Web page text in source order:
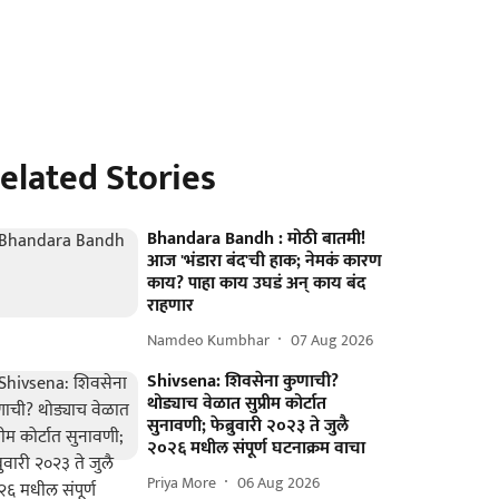
Stories
Bhandara Bandh : मोठी बातमी!
आज 'भंडारा बंद'ची हाक; नेमकं कारण
काय? पाहा काय उघडं अन् काय बंद
राहणार
Namdeo Kumbhar 07 Aug 2026
Shivsena: शिवसेना कुणाची?
थोड्याच वेळात सुप्रीम कोर्टात
सुनावणी; फेब्रुवारी २०२३ ते जुलै
२०२६ मधील संपूर्ण घटनाक्रम वाचा
Priya More 06 Aug 2026